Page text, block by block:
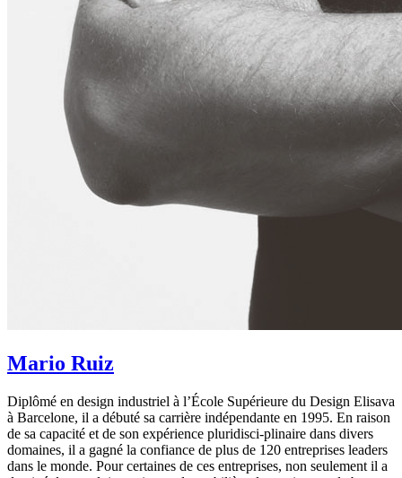
Mario Ruiz
Diplômé en design industriel à l’École Supérieure du Design Elisava
à Barcelone, il a débuté sa carrière indépendante en 1995. En raison
de sa capacité et de son expérience pluridisci-plinaire dans divers
domaines, il a gagné la confiance de plus de 120 entreprises leaders
dans le monde. Pour certaines de ces entreprises, non seulement il a